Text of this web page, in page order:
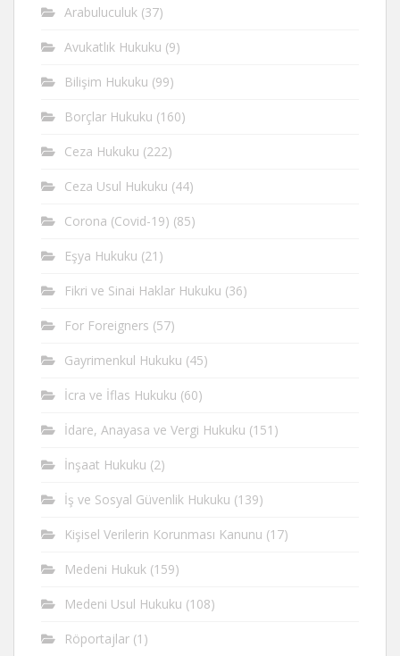
Arabuluculuk (37)
Avukatlık Hukuku (9)
Bilişim Hukuku (99)
Borçlar Hukuku (160)
Ceza Hukuku (222)
Ceza Usul Hukuku (44)
Corona (Covid-19) (85)
Eşya Hukuku (21)
Fikri ve Sinai Haklar Hukuku (36)
For Foreigners (57)
Gayrimenkul Hukuku (45)
İcra ve İflas Hukuku (60)
İdare, Anayasa ve Vergi Hukuku (151)
İnşaat Hukuku (2)
İş ve Sosyal Güvenlik Hukuku (139)
Kişisel Verilerin Korunması Kanunu (17)
Medeni Hukuk (159)
Medeni Usul Hukuku (108)
Röportajlar (1)